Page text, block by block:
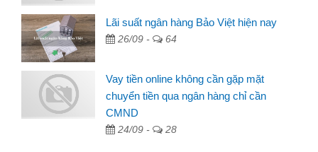
Lãi suất ngân hàng Bảo Việt hiện nay
26/09 - 64
Vay tiền online không cần gặp mặt
chuyển tiền qua ngân hàng chỉ cần
CMND
24/09 - 28